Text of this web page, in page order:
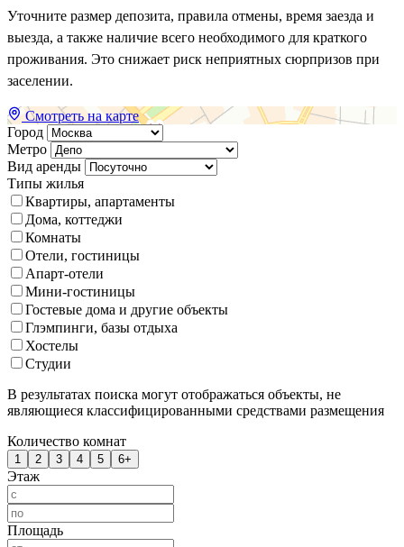
Уточните размер депозита, правила отмены, время заезда и
выезда, а также наличие всего необходимого для краткого
проживания. Это снижает риск неприятных сюрпризов при
заселении.
Смотреть на карте
Город
Метро
Вид аренды
Типы жилья
Квартиры, апартаменты
Дома, коттеджи
Комнаты
Отели, гостиницы
Апарт-отели
Мини-гостиницы
Гостевые дома и другие объекты
Глэмпинги, базы отдыха
Хостелы
Студии
В результатах поиска могут отображаться объекты, не
являющиеся классифицированными средствами размещения
Количество комнат
1 2 3 4 5 6+
Этаж
Площадь